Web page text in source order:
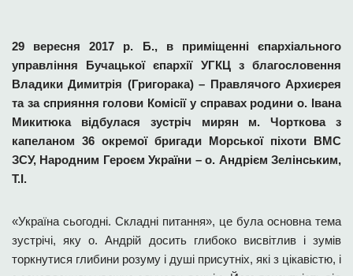
29 вересня 2017 р. Б., в приміщенні єпархіального
управління Бучацької єпархії УГКЦ з благословення
Владики Димитрія (Григорака) – Правлячого Архиєрея
та за сприяння голови Комісії у справах родини о. Івана
Микитюка відбулася зустріч мирян м. Чорткова з
капеланом 36 окремої бригади Морської піхоти ВМС
ЗСУ, Народним Героєм України – о. Андрієм Зелінським,
Т.І.
«Україна сьогодні. Складні питання», це була основна тема
зустрічі, яку о. Андрій досить глибоко висвітлив і зумів
торкнутися глибини розуму і душі присутніх, які з цікавістю, і